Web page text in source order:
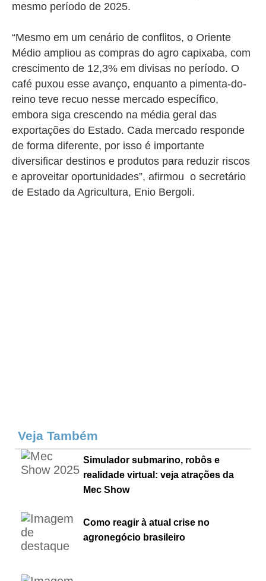
mesmo período de 2025.
“Mesmo em um cenário de conflitos, o Oriente
Médio ampliou as compras do agro capixaba, com
crescimento de 12,3% em divisas no período. O
café puxou esse avanço, enquanto a pimenta-do-
reino teve recuo nesse mercado específico,
embora siga crescendo na média geral das
exportações do Estado. Cada mercado responde
de forma diferente, por isso é importante
diversificar destinos e produtos para reduzir riscos
e aproveitar oportunidades”, afirmou o secretário
de Estado da Agricultura, Enio Bergoli.
Veja Também
Simulador submarino, robôs e
realidade virtual: veja atrações da
Mec Show
Como reagir à atual crise no
agronegócio brasileiro